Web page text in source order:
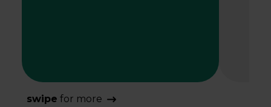
swipe for more